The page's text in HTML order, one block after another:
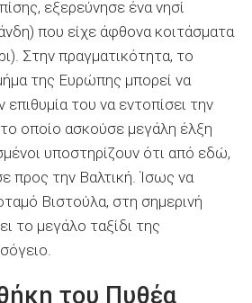
εξερεύνησε ένα νησί
που είχε άφθονα κοιτάσματα
Στην πραγματικότητα, το
της Ευρώπης μπορεί να
του να εντοπίσει την
οποίο ασκούσε μεγάλη έλξη
υποστηρίζουν ότι από εδώ,
προς την Βαλτική. Ίσως να
Βιστούλα, στη σημερινή
το μεγάλο ταξίδι της
του Πυθέα